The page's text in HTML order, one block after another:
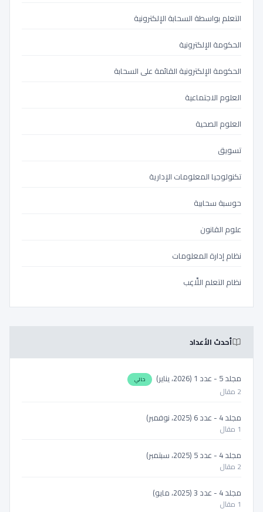
التعلم بواسطة السحابة الإلكترونية
الحكومة الإلكترونية
الحكومة الإلكترونية القائمة على السحابة
العلوم الاجتماعية
العلوم الصحية
تسويق
تكنولوجيا المعلومات الإدارية
حوسبة سحابية
علوم القانون
نظام إدارة المعلومات
نظام التعلم اللَّاعِب
أحدث الأعداد
مجلد 5 - عدد 1 (2026، يناير) حالي
2 مقال
مجلد 4 - عدد 6 (2025، نوفمبر)
1 مقال
مجلد 4 - عدد 5 (2025، سبتمبر)
2 مقال
مجلد 4 - عدد 3 (2025، مايو)
1 مقال